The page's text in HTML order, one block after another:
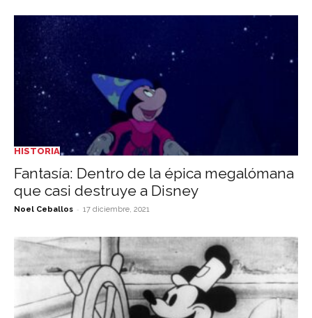
HISTORIA
Fantasía: Dentro de la épica megalómana
que casi destruye a Disney
Noel Ceballos - 17 diciembre, 2021